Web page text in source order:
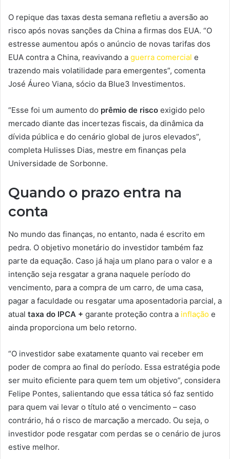
O repique das taxas desta semana refletiu a aversão ao
risco após novas sanções da China a firmas dos EUA. “O
estresse aumentou após o anúncio de novas tarifas dos
EUA contra a China, reavivando a guerra comercial e
trazendo mais volatilidade para emergentes”, comenta
José Áureo Viana, sócio da Blue3 Investimentos.
“Esse foi um aumento do prêmio de risco exigido pelo
mercado diante das incertezas fiscais, da dinâmica da
dívida pública e do cenário global de juros elevados”,
completa Hulisses Dias, mestre em finanças pela
Universidade de Sorbonne.
Quando o prazo entra na
conta
No mundo das finanças, no entanto, nada é escrito em
pedra. O objetivo monetário do investidor também faz
parte da equação. Caso já haja um plano para o valor e a
intenção seja resgatar a grana naquele período do
vencimento, para a compra de um carro, de uma casa,
pagar a faculdade ou resgatar uma aposentadoria parcial, a
atual taxa do IPCA + garante proteção contra a inflação e
ainda proporciona um belo retorno.
“O investidor sabe exatamente quanto vai receber em
poder de compra ao final do período. Essa estratégia pode
ser muito eficiente para quem tem um objetivo”, considera
Felipe Pontes, salientando que essa tática só faz sentido
para quem vai levar o título até o vencimento – caso
contrário, há o risco de marcação a mercado. Ou seja, o
investidor pode resgatar com perdas se o cenário de juros
estive melhor.